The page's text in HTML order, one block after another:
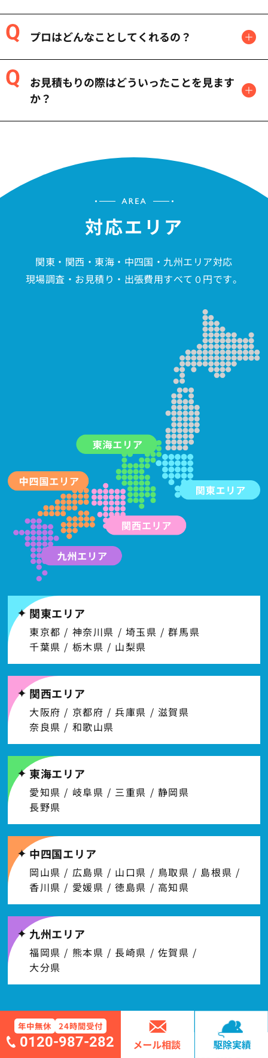
プロはどんなことしてくれるの？
お見積もりの際はどういったことを見ます
か？
対応エリア
関東・関西・東海・中四国・九州エリア対応
現場調査・お見積り・出張費用すべて０円です。
関東エリア
東京都 / 神奈川県 / 埼玉県 / 群馬県
千葉県 / 栃木県 / 山梨県
関西エリア
大阪府 / 京都府 / 兵庫県 / 滋賀県
奈良県 / 和歌山県
東海エリア
愛知県 / 岐阜県 / 三重県 / 静岡県
長野県
中四国エリア
岡山県 / 広島県 / 山口県 / 鳥取県 / 島根県 /
香川県 / 愛媛県 / 徳島県 / 高知県
九州エリア
福岡県 / 熊本県 / 長崎県 / 佐賀県 /
大分県
年中無休 24時間受付
0120-987-282